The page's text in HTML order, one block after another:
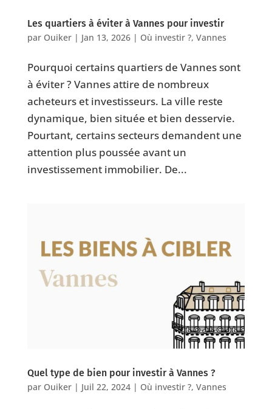
Les quartiers à éviter à Vannes pour investir
par Ouiker| Jan 13, 2026| Où investir ?, Vannes
Pourquoi certains quartiers de Vannes sont
à éviter ? Vannes attire de nombreux
acheteurs et investisseurs. La ville reste
dynamique, bien située et bien desservie.
Pourtant, certains secteurs demandent une
attention plus poussée avant un
investissement immobilier. De...
Quel type de bien pour investir à Vannes ?
par Ouiker| Juil 22, 2024| Où investir ?, Vannes